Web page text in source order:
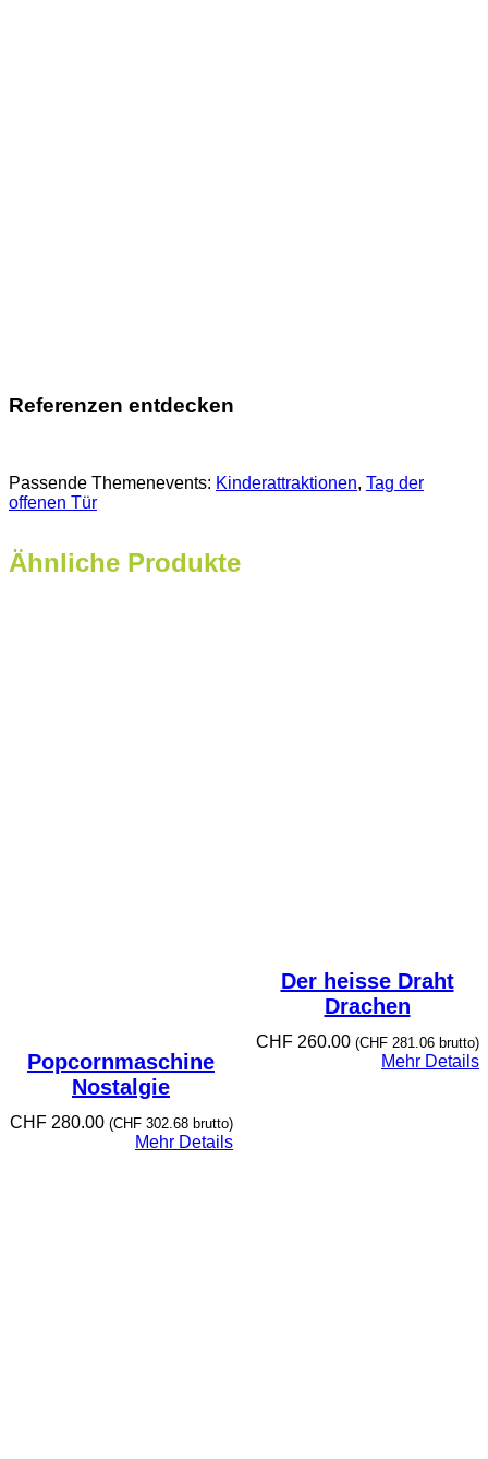
Referenzen entdecken
Passende Themenevents: Kinderattraktionen, Tag der
offenen Tür
Ähnliche Produkte
Popcornmaschine
Nostalgie
CHF280.00 (CHF302.68brutto)
Mehr Details
Der heisse Draht
Drachen
CHF260.00 (CHF281.06brutto)
Mehr Details